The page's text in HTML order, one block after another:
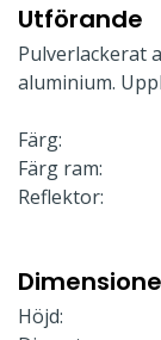
Utförande
Pulverlackerat
aluminium.
Färg:
Färg ram:
Reflektor:
Höjd: